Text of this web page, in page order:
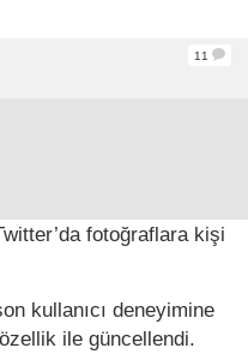
11
fotoğraflara kişi
kullanıcı deneyimine
ile güncellendi.